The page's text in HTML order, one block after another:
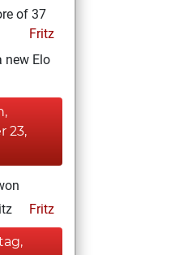
of 37
Fritz
new Elo
23,
Fritz